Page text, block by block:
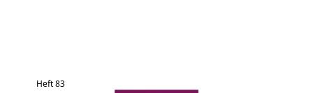
Heft 83